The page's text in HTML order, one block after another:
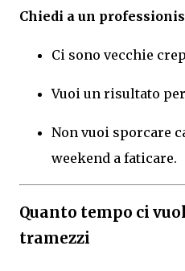
Chiedi a un
Ci sono vecchie
Vuoi un risultato
Non vuoi sporcare
weekend a faticare.
Quanto tempo ci
tramezzi